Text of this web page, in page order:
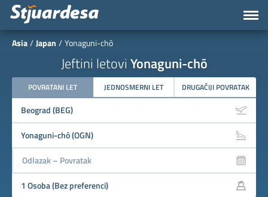
Asia Japan Yonaguni-chō
Jeftini letovi Yonaguni-chō
POVRATANI LET JEDNOSMERNI LET DRUGAČIJI POVRATAK